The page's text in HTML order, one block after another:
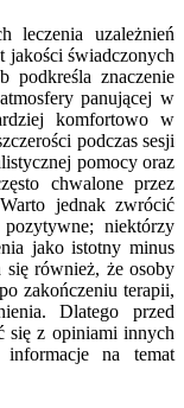
leczenia uzależnień
jakości świadczonych
podkreśla znaczenie
panującej w
komfortowo w
podczas sesji
pomocy oraz
chwalone przez
jednak zwrócić
niektórzy
jako istotny minus
również, że osoby
zakończeniu terapii,
Dlatego przed
się z opiniami innych
informacje na temat